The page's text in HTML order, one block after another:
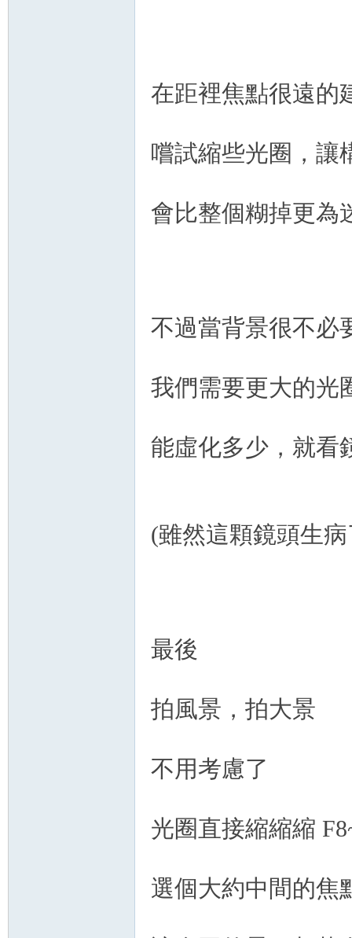
在距裡焦點很遠的
嚐試縮些光圈，讓
會比整個糊掉更為
不過當背景很不必
我們需要更大的光
能虛化多少，就看
(雖然這顆鏡頭生
最後
拍風景，拍大景
不用考慮了
光圈直接縮縮縮
選個大約中間的焦